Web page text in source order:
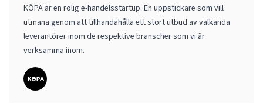
KÖPA är en rolig e-handelsstartup. En uppstickare som vill
utmana genom att tillhandahålla ett stort utbud av välkända
leverantörer inom de respektive branscher som vi är
verksamma inom.